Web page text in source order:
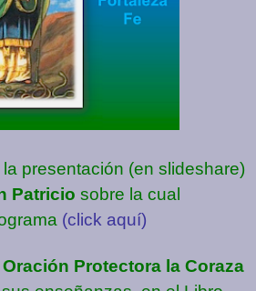
presentación (en slideshare)
Patricio sobre la cual
(click aquí)
Oración Protectora la Coraza